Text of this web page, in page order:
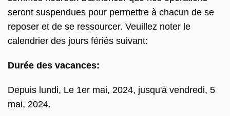
seront suspendues pour permettre à chacun de se
reposer et de se ressourcer. Veuillez noter le
calendrier des jours fériés suivant:
Durée des vacances:
Depuis lundi, Le 1er mai, 2024, jusqu'à vendredi, 5
mai, 2024.